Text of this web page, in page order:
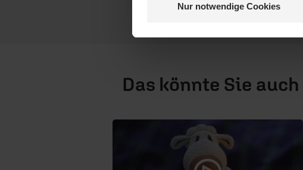
Nur notwendige Cookies
Das könnte Sie auch